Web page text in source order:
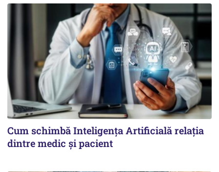
Cum schimbă Inteligența Artificială relația
dintre medic și pacient